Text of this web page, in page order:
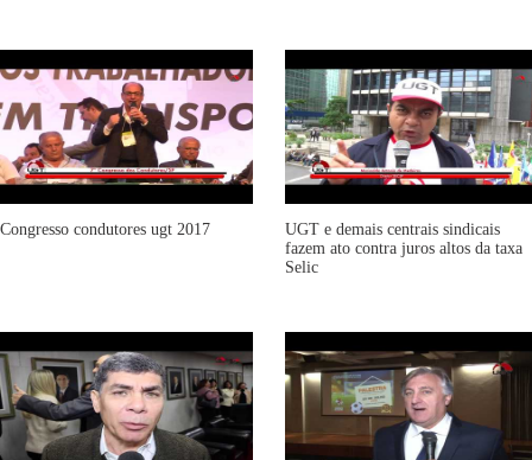
Congresso condutores ugt 2017
UGT e demais centrais sindicais
fazem ato contra juros altos da taxa
Selic